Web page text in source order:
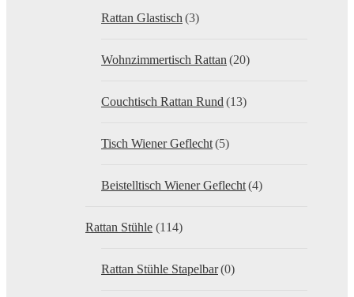
Rattan Glastisch (3)
Wohnzimmertisch Rattan (20)
Couchtisch Rattan Rund (13)
Tisch Wiener Geflecht(5)
Beistelltisch Wiener Geflecht(4)
Rattan Stühle (114)
Rattan Stühle Stapelbar(0)